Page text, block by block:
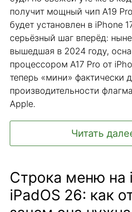
получит мощный чип A19
будет установлен в iPhone
серьёзный шаг вперёд:
вышедшая в 2024 году,
процессором A17 Pro от
теперь «мини» фактически
производительности
Apple.
Читать
Строка меню на
iPadOS 26: как